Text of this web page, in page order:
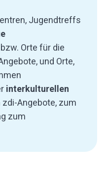
Jugendtreffs
Orte für die
und Orte,
interkulturellen
zdi-Angebote, zum
zum